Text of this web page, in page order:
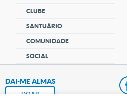
CLUBE
SANTUÁRIO
COMUNIDADE
SOCIAL
DAI-ME ALMAS
DOAR